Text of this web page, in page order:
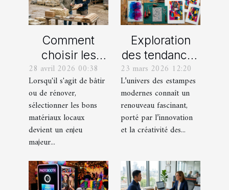
Comment
choisir les
meilleurs
matériaux
locaux pour
votre maison ?
28 avril 2026 00:38
Lorsqu'il s'agit de bâtir
ou de rénover,
sélectionner les bons
matériaux locaux
devient un enjeu
majeur...
Exploration
des tendances
actuelles en
estampes
modernes
23 mars 2026 12:20
L’univers des estampes
modernes connaît un
renouveau fascinant,
porté par l’innovation
et la créativité des...